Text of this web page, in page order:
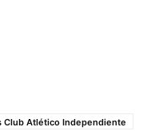
Club Atlético Independiente